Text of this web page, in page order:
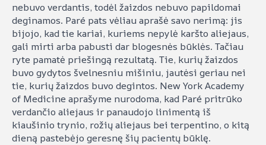
nebuvo verdantis, todėl žaizdos nebuvo papildomai
deginamos. Paré pats vėliau aprašė savo nerimą: jis
bijojo, kad tie kariai, kuriems nepylė karšto aliejaus,
gali mirti arba pabusti dar blogesnės būklės. Tačiau
ryte pamatė priešingą rezultatą. Tie, kurių žaizdos
buvo gydytos švelnesniu mišiniu, jautėsi geriau nei
tie, kurių žaizdos buvo degintos. New York Academy
of Medicine aprašyme nurodoma, kad Paré pritrūko
verdančio aliejaus ir panaudojo linimentą iš
kiaušinio trynio, rožių aliejaus bei terpentino, o kitą
dieną pastebėjo geresnę šių pacientų būklę.